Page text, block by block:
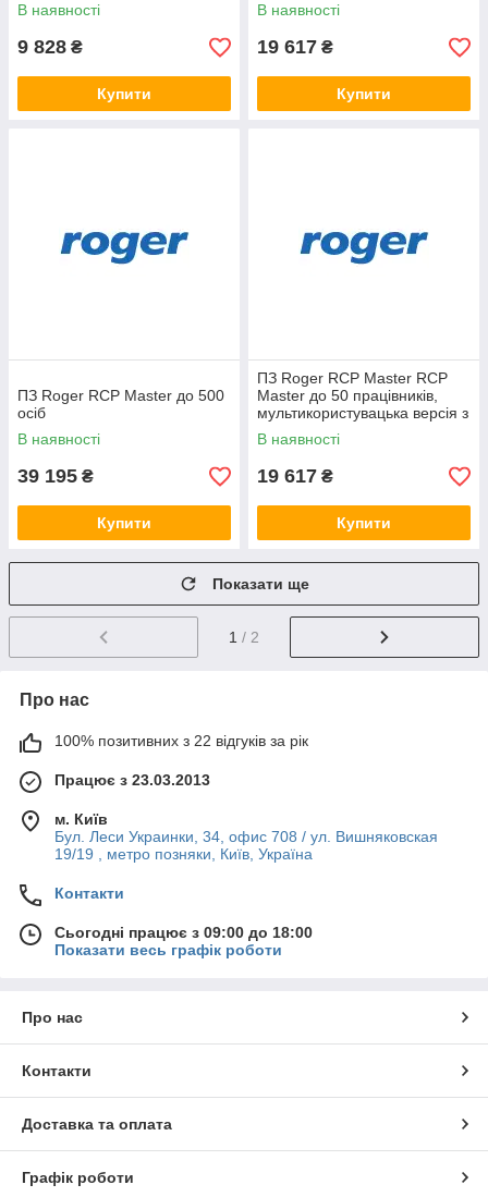
В наявності
9 828 ₴
Купити
В наявності
19 617 ₴
Купити
ПЗ Roger RCP Master до 500
осіб
В наявності
39 195 ₴
Купити
ПЗ Roger RCP Master RCP
Master до 50 працівників,
мультикористувацька версія з
ліцензією на 3 робочі місця
В наявності
19 617 ₴
Купити
Показати ще
1 / 2
Про нас
100% позитивних з 22 відгуків за рік
Працює з 23.03.2013
м. Київ
Бул. Леси Украинки, 34, офис 708 / ул. Вишняковская
19/19 , метро позняки, Київ, Україна
Контакти
Сьогодні працює з 09:00 до 18:00
Показати весь графік роботи
Про нас
Контакти
Доставка та оплата
Графік роботи